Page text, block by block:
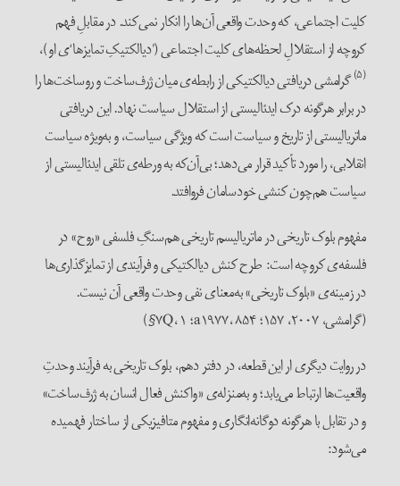
کلیت اجتماعی، که وحدت واقعی آن‌ها را انکار نمی‌کند. در مقابلِ فهم
کروچه از استقلالِ لحظه‌های کلیت اجتماعی (’دیالکتیکِ تمایزها‘ی او)،
گرامشی دریافتی دیالکتیکی از رابطه‌ی میان ژرف‌ساخت و روساخت‌ها را
در برابر هرگونه درک ایدئالیستی از استقلال سیاست نهاد. این دریافتی
ماتریالیستی از تاریخ و سیاست است که ویژگی سیاست، و به‌ویژه سیاست
انقلابی، را مورد تأکید قرار می‌دهد؛ بی‌آن‌که به ورطه‌ی تلقی ایدئالیستی از
سیاست هم‌چون کنشی خودسامان فروافتد.
مفهوم بلوک تاریخی در ماتریالیسم تاریخی هم‌سنگِ فلسفی «روح» در
فلسفه‌ی کروچه است: طرح کنش دیالکتیکی و فرآیندی از تمایزگذاری‌ها
در زمینه‌ی «بلوک تاریخی» به‌معنای نفی وحدت واقعی آن نیست.
(گرامشی، ۲۰۰۷، ۱۵۷؛ a۱۹۷۷، ۸۵۴؛ ۷Q، ۱§)
در روایت دیگری ار این قطعه، در دفتر دهم، بلوک تاریخی به فرآیند وحدتِ
واقعیت‌ها ارتباط می‌یابد؛ و به‌منزله‌ی «واکنش فعال انسان به ژرف‌ساخت»
و در تقابل با هرگونه دوگانه‌انگاری و مفهوم متافیزیکی از ساختار فهمیده
می‌شود: